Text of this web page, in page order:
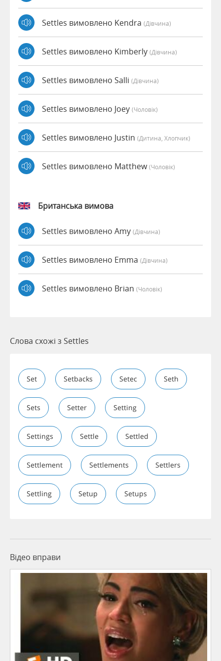
Settles вимовлено Kendra (дівчина)
Settles вимовлено Kimberly (дівчина)
Settles вимовлено Salli (дівчина)
Settles вимовлено Joey (чоловік)
Settles вимовлено Justin (дитина, Хлопчик)
Settles вимовлено Matthew(чоловік)
Британська вимова
Settles вимовлено Amy (дівчина)
Settles вимовлено Emma (дівчина)
Settles вимовлено Brian (чоловік)
Слова схожі з Settles
Set Setbacks Setec Seth
Sets Setter Setting
Settings Settle Settled
Settlement Settlements Settlers
Settling Setup Setups
Відео вправи